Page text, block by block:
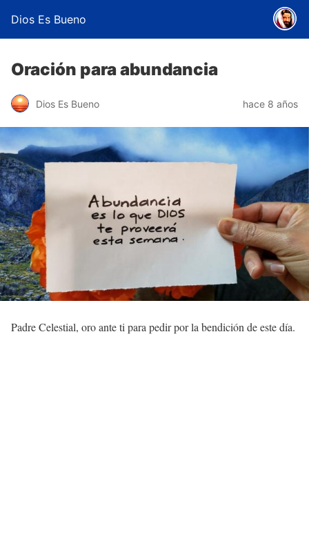
Dios Es Bueno
Oración para abundancia
Dios Es Bueno hace 8 años
Padre Celestial, oro ante ti para pedir por la bendición de este día.